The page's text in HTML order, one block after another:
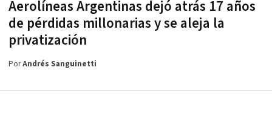
Aerolíneas Argentinas dejó atrás 17 años
de pérdidas millonarias y se aleja la
privatización
PorAndrés Sanguinetti